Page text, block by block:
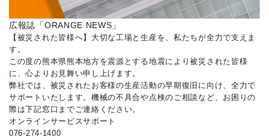
広報誌「ORANGE NEWS」
【被災された皆様へ】大切な工場と生産を、私たちが全力で支えま
す。
この度の熊本県熊本地方を震源とする地震により被災された皆様
に、心よりお見舞い申し上げます。
弊社では、被災されたお客様の生産活動の早期復旧に向け、全力で
サポートいたします。機械の不具合や点検のご相談など、お困りの
際は下記窓口までご連絡ください。
オンラインサービスサポート
076-274-1400